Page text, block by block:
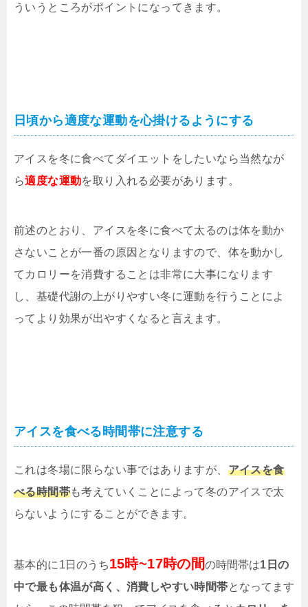
ういうところがポイントになってきます。
日頃から適度な運動を心掛けるようにする
アイスを冬に食べてダイエットをしたいなら当然なが
ら適度な運動を取り入れる必要があります。
前述のとおり、アイスを冬に食べて太るのは体を動か
さないことが一番の原因となりますので、体を動かし
てカロリーを消費することは非常に大事になります
し、基礎代謝の上がりやすい冬に運動を行うことによ
ってより効果が出やすくなると言えます。
アイスを食べる時間帯に注意する
これは冬場に限らない事ではありますが、 アイスを食
べる時間帯も考えていくことによって冬のアイスで太
らないようにすることができます。
基本的に 1日のうち15時~17時の間の時間帯は1日の
中で最も体温が高く、消費しやすい時間帯となってます